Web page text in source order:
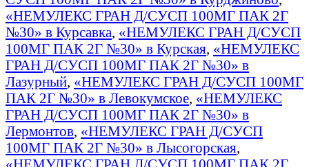
«НЕМУЛЕКС ГРАН Д/СУСП 100МГ ПАК 2Г
№30» в Курсавка, «НЕМУЛЕКС ГРАН Д/СУСП
100МГ ПАК 2Г №30» в Курская, «НЕМУЛЕКС
ГРАН Д/СУСП 100МГ ПАК 2Г №30» в
Лазурный, «НЕМУЛЕКС ГРАН Д/СУСП 100МГ
ПАК 2Г №30» в Левокумское, «НЕМУЛЕКС
ГРАН Д/СУСП 100МГ ПАК 2Г №30» в
Лермонтов, «НЕМУЛЕКС ГРАН Д/СУСП
100МГ ПАК 2Г №30» в Лысогорская,